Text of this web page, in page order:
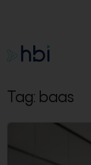
Tag: baas